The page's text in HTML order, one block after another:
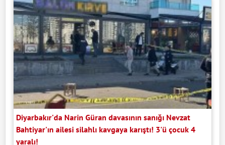
Diyarbakır'da Narin Güran davasının sanığı Nevzat
Bahtiyar'ın ailesi silahlı kavgaya karıştı! 3'ü çocuk 4
yaralı!